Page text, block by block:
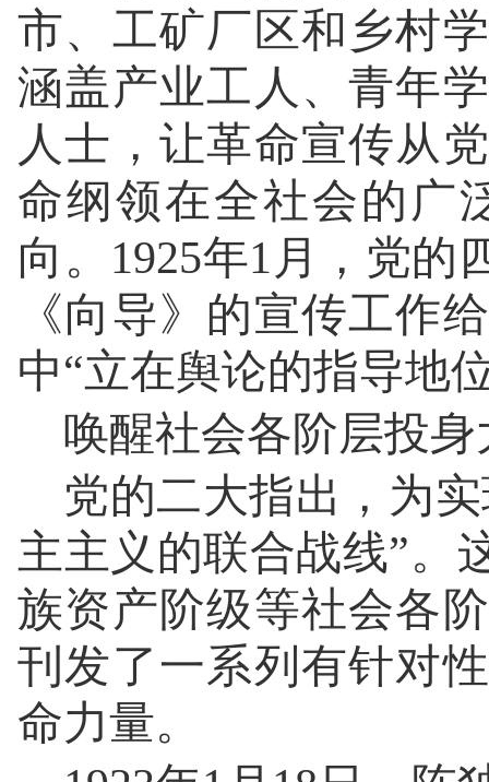
市、工矿厂区和乡村
涵盖产业工人、青年
人士，让革命宣传从
命纲领在全社会的广
向。1925年1月，党的
《向导》的宣传工作
中“立在舆论的指导地
唤醒社会各阶层投
党的二大指出，为
主主义的联合战线”。
族资产阶级等社会各
刊发了一系列有针对
命力量。